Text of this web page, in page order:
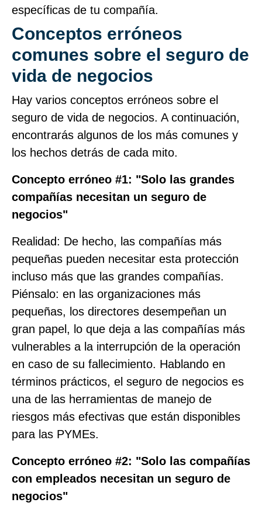
específicas de tu compañía.
Conceptos erróneos
comunes sobre el seguro de
vida de negocios
Hay varios conceptos erróneos sobre el
seguro de vida de negocios. A continuación,
encontrarás algunos de los más comunes y
los hechos detrás de cada mito.
Concepto erróneo #1: "Solo las grandes
compañías necesitan un seguro de
negocios"
Realidad: De hecho, las compañías más
pequeñas pueden necesitar esta protección
incluso más que las grandes compañías.
Piénsalo: en las organizaciones más
pequeñas, los directores desempeñan un
gran papel, lo que deja a las compañías más
vulnerables a la interrupción de la operación
en caso de su fallecimiento. Hablando en
términos prácticos, el seguro de negocios es
una de las herramientas de manejo de
riesgos más efectivas que están disponibles
para las PYMEs.
Concepto erróneo #2: "Solo las compañías
con empleados necesitan un seguro de
negocios"